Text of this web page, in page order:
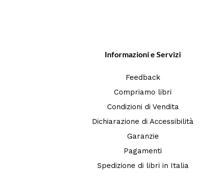
Informazioni e Servizi
Feedback
Compriamo libri
Condizioni di Vendita
Dichiarazione di Accessibilità
Garanzie
Pagamenti
Spedizione di libri in Italia